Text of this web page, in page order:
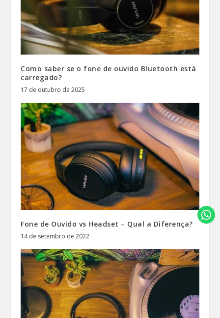
Como saber se o fone de ouvido Bluetooth está
carregado?
17 de outubro de 2025
Fone de Ouvido vs Headset – Qual a Diferença?
14 de setembro de 2022